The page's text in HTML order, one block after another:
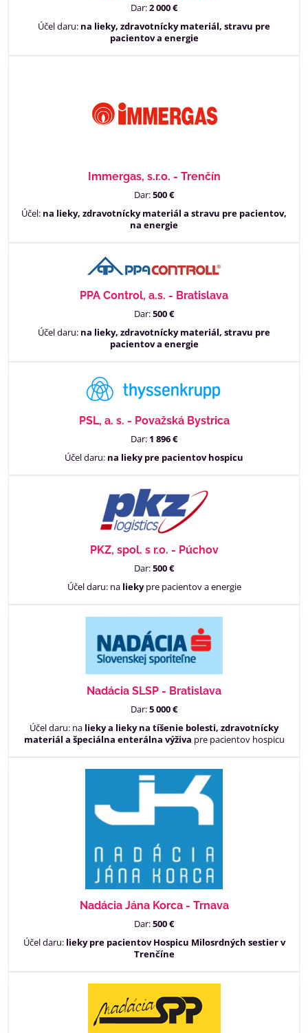
Dar:2 000 €
Účel daru: na lieky, zdravotnícky materiál, stravu pre
pacientov a energie
Immergas, s.r.o. - Trenčín
Dar:500 €
Účel: na lieky, zdravotnícky materiál a stravu pre pacientov,
na energie
PPA Control, a.s. - Bratislava
Dar:500 €
Účel daru: na lieky, zdravotnícky materiál, stravu pre
pacientov a energie
PSL, a. s. - Považská Bystrica
Dar: 1 896 €
Účel daru: na lieky pre pacientov hospicu
PKZ, spol. s r.o. - Púchov
Dar:500 €
Účel daru: na liekypre pacientov a energie
Nadácia SLSP - Bratislava
Dar:5 000 €
Účel daru: na lieky a lieky na tíšenie bolesti, zdravotnícky
materiál a špeciálna enterálna výživa pre pacientov hospicu
Nadácia Jána Korca - Trnava
Dar:500 €
Účel daru:lieky pre pacientov Hospicu Milosrdných sestier v
Trenčíne